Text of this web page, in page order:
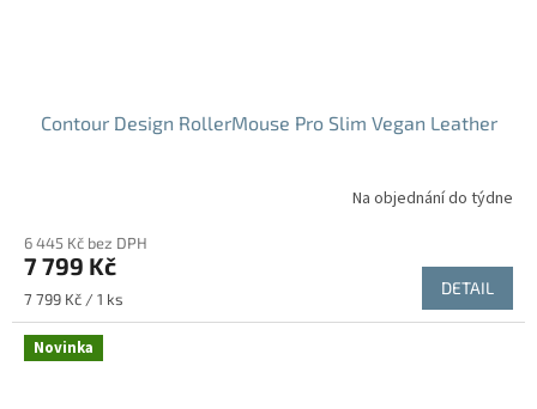
Contour Design RollerMouse Pro Slim Vegan Leather
Na objednání do týdne
6 445 Kč bez DPH
7 799 Kč
Měrná
cena:
7 799 Kč / 1 ks
DETAIL
Novinka